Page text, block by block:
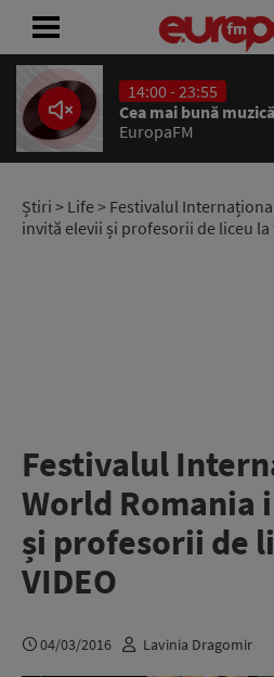
14:00 - 23:55
Cea mai bună
EuropaFM
Știri > Life> Festivalul
invită elevii și profesorii de liceu la
Festivalul
World Romania
și profesorii de
VIDEO
04/03/2016 Lavinia Dragomir
ACASĂ
ȘTIRI
RADIO